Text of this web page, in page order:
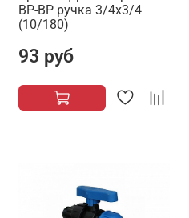
ВР-ВР ручка 3/4х3/4
(10/180)
93 руб